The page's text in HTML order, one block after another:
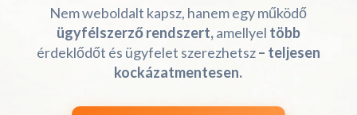
Nem weboldalt kapsz, hanem egy működő
ügyfélszerző rendszert,amellyel több
érdeklődőt és ügyfelet szerezhetsz– teljesen
kockázatmentesen.